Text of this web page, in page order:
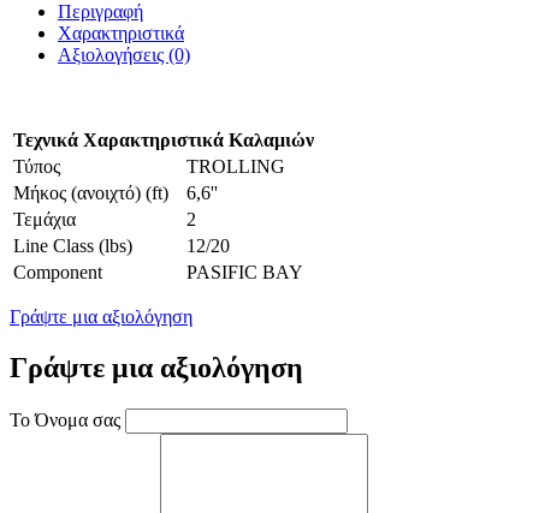
Περιγραφή
Χαρακτηριστικά
Αξιολογήσεις (0)
Τεχνικά Χαρακτηριστικά Καλαμιών
Τύπος
TROLLING
Μήκος (ανοιχτό) (ft)
6,6''
Τεμάχια
2
Line Class (lbs)
12/20
Component
PASIFIC BAY
Γράψτε μια αξιολόγηση
Γράψτε μια αξιολόγηση
Το Όνομα σας